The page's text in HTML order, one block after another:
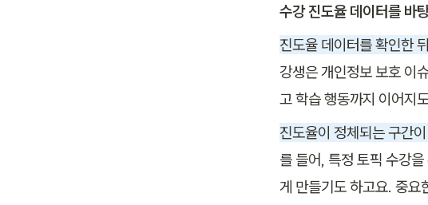
수강 진도율 데이터를 바
진도율 데이터를 확인한
강생은 개인정보 보호 이
고 학습 행동까지 이어지
진도율이 정체되는 구간
를 들어, 특정 토픽 수강
게 만들기도 하고요. 중요